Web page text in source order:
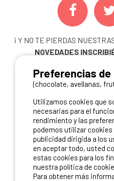
¡ Y NO TE PIERDAS
NOVEDADES
ME
NUESTROS
Preferencias
(chocolate, avellanas,
Utilizamos cookies que
necesarias para el
rendimiento y las
podemos utilizar
publicidad dirigida a los
en aceptar todo, usted
estas cookies para los
nuestra política de
Para obtener más